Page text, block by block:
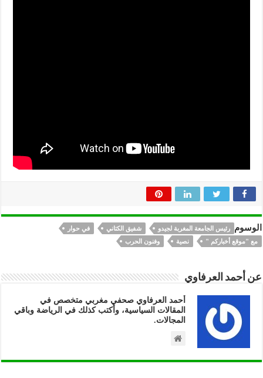
الوسوم رئيس الجامعة المغربة لجيدو شفيق الكتاني
في حوار
مع "موقع أخباركم "
نصية وفنون الحرب
عن أحمد العرفاوي
أحمد العرفاوي صحفي مغربي متخصص في
المقالات السياسية، وأكتب كذلك في الرياضة وباقي
المجالات.